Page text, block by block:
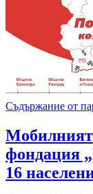
Съдържание от
Мобилният
фондация
16